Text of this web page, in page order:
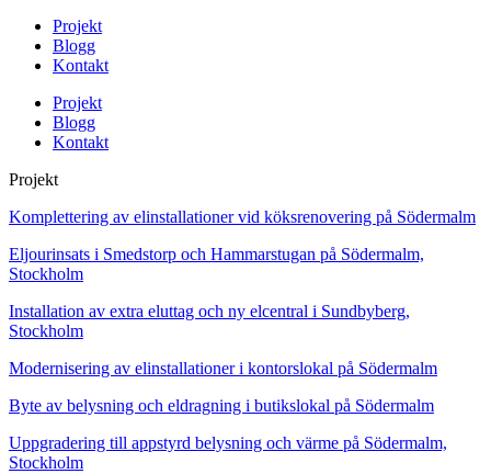
Projekt
Blogg
Kontakt
Projekt
Blogg
Kontakt
Projekt
Komplettering av elinstallationer vid köksrenovering på Södermalm
Eljourinsats i Smedstorp och Hammarstugan på Södermalm,
Stockholm
Installation av extra eluttag och ny elcentral i Sundbyberg,
Stockholm
Modernisering av elinstallationer i kontorslokal på Södermalm
Byte av belysning och eldragning i butikslokal på Södermalm
Uppgradering till appstyrd belysning och värme på Södermalm,
Stockholm